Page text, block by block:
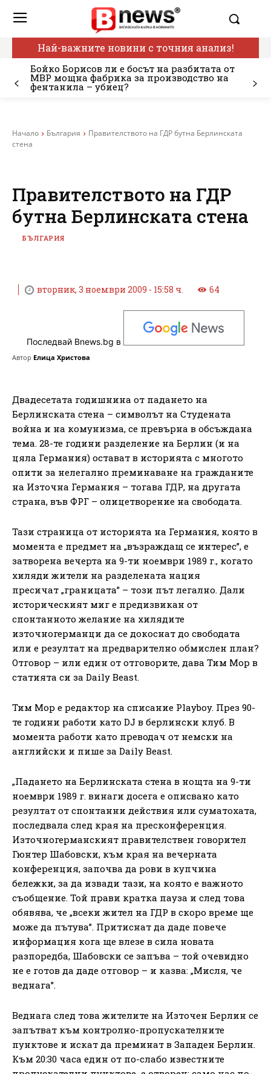
Най-важните новини с точния анализ!
Бойко Борисов ли е босът на разбитата от
МВР мощна фабрика за производство на
фентанила – убиец?
Начало България
Правителството на ГДР бутна Берлинската
стена
Правителството на ГДР
бутна Берлинската стена
БЪЛГАРИЯ
вторник, 3 ноември 2009 - 15:58 ч. 64
Последвай Bnews.bg в
Автор Елица Христова
Двадесетата годишнина от падането на
Берлинската стена – символът на Студената
война и на комунизма, се превърна в обсъждана
тема. 28-те години разделение на Берлин (и на
цяла Германия) остават в историята с многото
опити за нелегално преминаване на гражданите
на Източна Германия – тогава ГДР, на другата
страна, във ФРГ – олицетворение на свободата.
Тази страница от историята на Германия, която в
момента е предмет на „възраждащ се интерес”, е
затворена вечерта на 9-ти ноември 1989 г., когато
хиляди жители на разделената нация
пресичат „границата” – този път легално. Дали
историческият миг е предизвикан от
спонтанното желание на хилядите
източногерманци да се докоснат до свободата
или е резултат на предварително обмислен план?
Отговор – или един от отговорите, дава Тим Мор в
статията си за Daily Beast.
Тим Мор е редактор на списание Playboy. През 90-
те години работи като DJ в берлински клуб. В
момента работи като преводач от немски на
английски и пише за Daily Beast.
„Падането на Берлинската стена в нощта на 9-ти
ноември 1989 г. винаги досега е описвано като
резултат от спонтанни действия или суматохата,
последвала след края на пресконференция.
Източногерманският правителствен говорител
Гюнтер Шабовски, към края на вечерната
конференция, започва да рови в купчина
бележки, за да извади тази, на която е важното
съобщение. Той прави кратка пауза и след това
обявява, че „всеки жител на ГДР в скоро време ще
може да пътува”. Притиснат да даде повече
информация кога ще влезе в сила новата
разпоредба, Шабовски се запъва – той очевидно
не е готов да даде отговор – и казва: „Мисля, че
веднага”.
Веднага след това жителите на Източен Берлин се
запътват към контролно-пропускателните
пунктове и искат да преминат в Западен Берлин.
Към 20:30 часа един от по-слабо известните